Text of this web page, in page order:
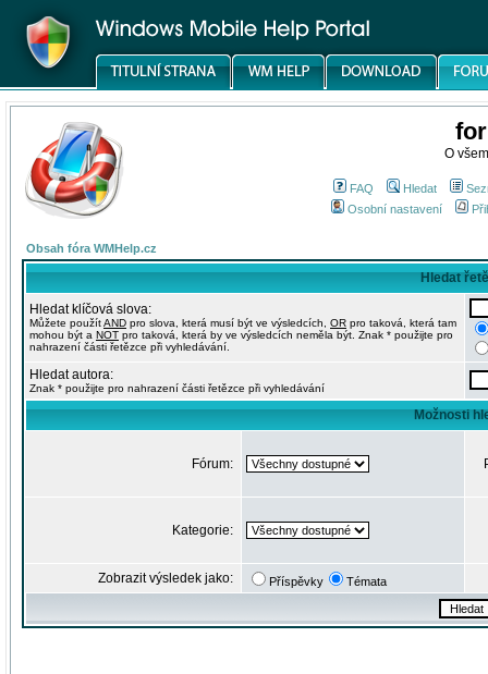
O
FAQ Hledat
Osobní nastavení
Obsah fóra WMHelp.cz
Hledat
Hledat klíčová slova:
Můžete použítAND pro slova, která musí být ve výsledcích, OR pro taková, která tam
mohou být a NOT pro taková, která by ve výsledcích neměla být. Znak * použijte pro
nahrazení části řetězce při vyhledávání.
Hledat autora:
Znak * použijte pro nahrazení části řetězce při vyhledávání
Možnosti
Fórum:
Kategorie:
Zobrazit výsledek jako: Příspěvky Témata